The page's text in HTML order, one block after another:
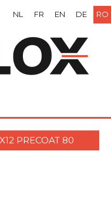
NL FR EN DE RO
PRECOAT 80